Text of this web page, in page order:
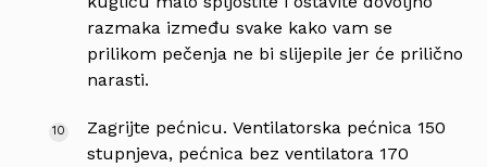
razmaka između svake kako vam se
prilikom pečenja ne bi slijepile jer će prilično
narasti.
Zagrijte pećnicu. Ventilatorska pećnica 150
stupnjeva, pećnica bez ventilatora 170